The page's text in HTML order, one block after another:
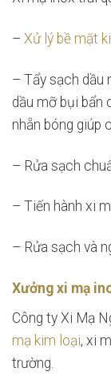
– Xử lý bề mặt
– Tẩy sạch dầu
dầu mỡ bụi bẩn
nhẵn bóng giúp
– Rửa sạch
– Tiến hành xi
– Rửa sạch và
Xưởng xi mạ
Công ty Xi Mạ
mạ kim loại, xi
trường.